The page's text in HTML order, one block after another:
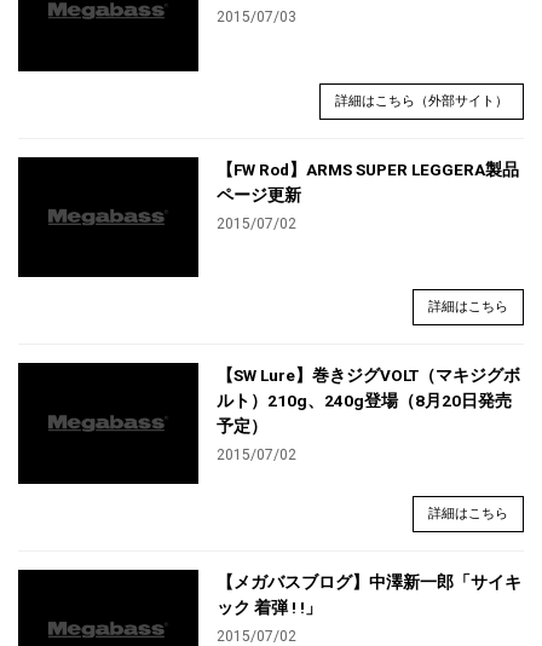
2015/07/03
詳細はこちら（外部サイト）
【FW Rod】ARMS SUPER LEGGERA製品
ページ更新
2015/07/02
詳細はこちら
【SW Lure】巻きジグVOLT（マキジグボ
ルト）210g、240g登場（8月20日発売
予定）
2015/07/02
詳細はこちら
【メガバスブログ】中澤新一郎「サイキ
ック 着弾 ! !」
2015/07/02